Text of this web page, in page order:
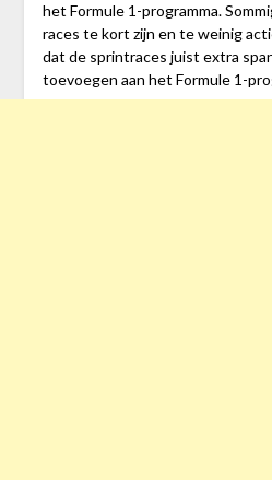
het Formule 1-programma.
races te kort zijn en te weinig
dat de sprintraces juist extra
toevoegen aan het Formule 1-